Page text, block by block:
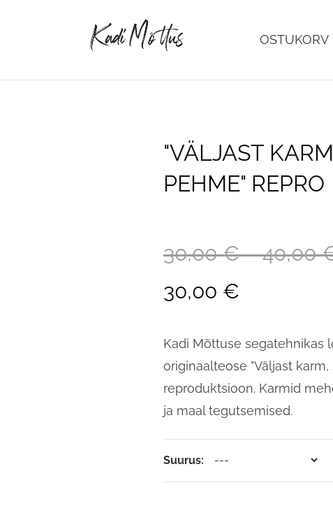
OSTUKORV
"VÄLJAST
PEHME" REPRO
30,00 €–40,00
30,00 €
Kadi Mõttuse segatehnikas
originaalteose "Väljast
reproduktsioon. Karmid
ja maal tegutsemised.
Suurus